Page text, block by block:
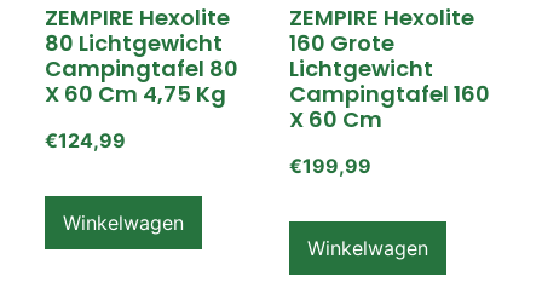
ZEMPIRE Hexolite
80 Lichtgewicht
Campingtafel 80
X 60 Cm 4,75 Kg
€124,99
Winkelwagen
ZEMPIRE Hexolite
160 Grote
Lichtgewicht
Campingtafel 160
X 60 Cm
€199,99
Winkelwagen